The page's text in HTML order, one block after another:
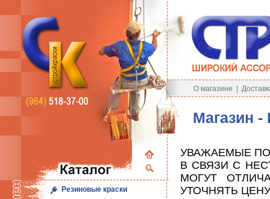
Резиновые краски
О магазине
Магазин -
УВАЖАЕМЫЕ
В СВЯЗИ С
МОГУТ
УТОЧНЯТЬ